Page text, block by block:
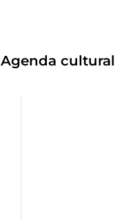
Agenda cultural